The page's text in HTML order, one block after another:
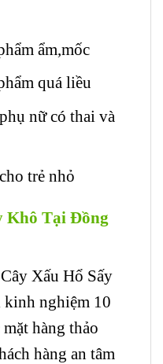
ẩm,mốc
quá liều
nữ có thai và
trẻ nhỏ
Khô Tại Đồng
Xấu Hổ Sấy
nghiệm 10
hàng thảo
hàng an tâm